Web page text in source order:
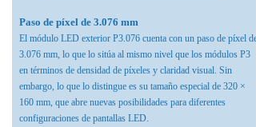
Paso de píxel de 3.076 mm
El módulo LED exterior P3.076 cuenta con un paso de píxel de
3.076 mm, lo que lo sitúa al mismo nivel que los módulos P3
en términos de densidad de píxeles y claridad visual. Sin
embargo, lo que lo distingue es su tamaño especial de 320 ×
160 mm, que abre nuevas posibilidades para diferentes
configuraciones de pantallas LED.